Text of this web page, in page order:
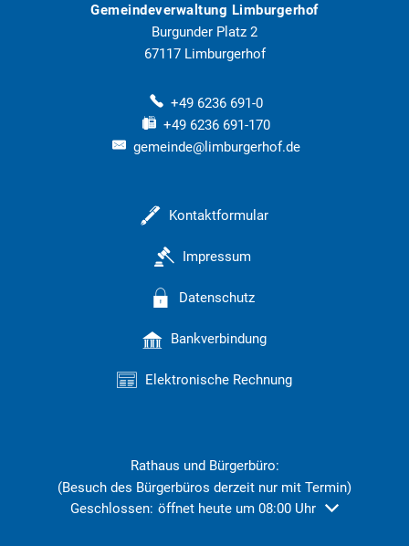
Gemeindeverwaltung Limburgerhof
Burgunder Platz 2
67117 Limburgerhof
+49 6236 691-0
+49 6236 691-170
gemeinde@limburgerhof.de
Kontaktformular
Impressum
Datenschutz
Bankverbindung
Elektronische Rechnung
Rathaus und Bürgerbüro:
(Besuch des Bürgerbüros derzeit nur mit Termin)
Klicken, um weitere Öffnungs- oder Schließzeiten
Geschlossen: öffnet heute um 08:00 Uhr